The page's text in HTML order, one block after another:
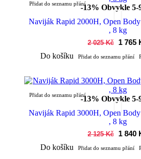
-13% Obvykle 5-
Přidat do seznamu přání
Naviják Rapid 2000H, Open
, 8 kg
2 025 Kč
1 765
Do košíku
Přidat do seznamu přání
-13% Obvykle 5-
Přidat do seznamu přání
Naviják Rapid 3000H, Open
, 8 kg
2 125 Kč
1 840
Do košíku
Přidat do seznamu přání